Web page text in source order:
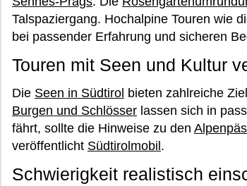
Talspaziergang. Hochalpine Touren wie
bei passender Erfahrung und sicheren
Touren mit Seen und Kultur
Die Seen in Südtirol bieten zahlreiche
Burgen und Schlösser lassen sich in
fährt, sollte die Hinweise zu den
veröffentlicht Südtirolmobil.
Schwierigkeit realistisch